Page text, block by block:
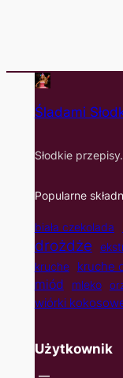
Śladami
Słodkie
Popularne
biała czekolada
drożdże
kruche kruche
miód mleko
wiórki
Użytkownik